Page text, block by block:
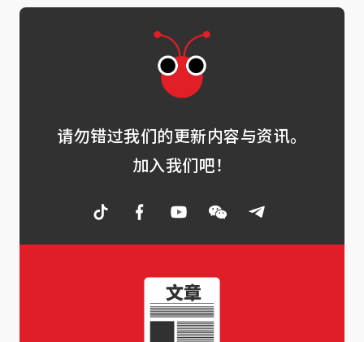
请勿错过我们的更新内容与资讯。
加入我们吧！